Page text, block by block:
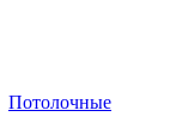
Потолочные